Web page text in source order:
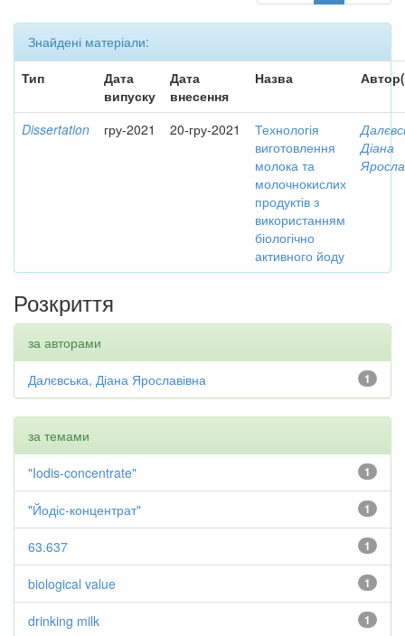
Знайдені матеріали:
Тип
Дата
випуску
Дата
внесення
Назва
Dissertation гру-2021 20-гру-2021
Технологія
виготовлення
молока та
молочнокислих
продуктів з
використанням
біологічно
активного йоду
Діана
Розкриття
за авторами
1
Далєвська, Діана Ярославівна
за темами
1
"Iodis-concentrate"
1
"Йодіс-концентрат"
1
63.637
1
biological value
1
drinking milk